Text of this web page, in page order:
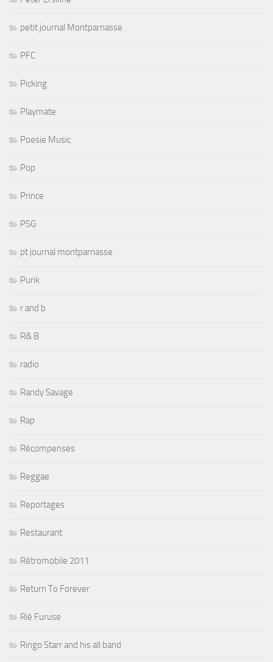
petit journal Montparnasse
PFC
Picking
Playmate
Poesie Music
Pop
Prince
PSG
pt journal montparnasse
Punk
r and b
R& B
radio
Randy Savage
Rap
Récompenses
Reggae
Reportages
Restaurant
Rétromobile 2011
Return To Forever
Rié Furuse
Ringo Starr and his all band